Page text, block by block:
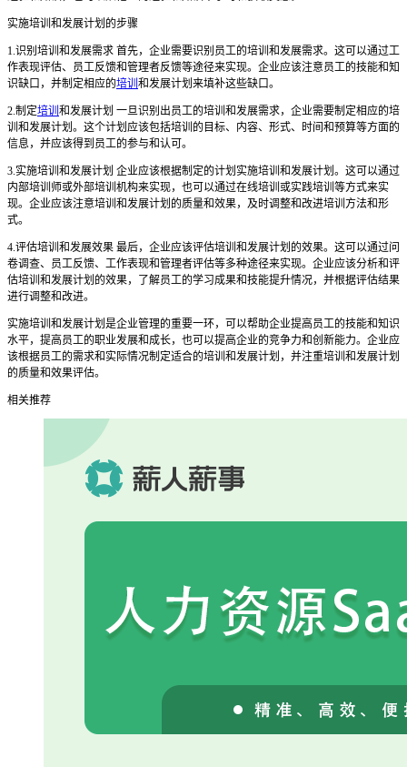
实施培训和发展计划的步骤
1.识别培训和发展需求 首先，企业需要识别员工的培训和发展需求。这可以通过工
作表现评估、员工反馈和管理者反馈等途径来实现。企业应该注意员工的技能和知
识缺口，并制定相应的培训 和发展计划来填补这些缺口。
2.制定培训 和发展计划 一旦识别出员工的培训和发展需求，企业需要制定相应的培
训和发展计划。这个计划应该包括培训的目标、内容、形式、时间和预算等方面的
信息，并应该得到员工的参与和认可。
3.实施培训和发展计划 企业应该根据制定的计划实施培训和发展计划。这可以通过
内部培训师或外部培训机构来实现，也可以通过在线培训或实践培训等方式来实
现。企业应该注意培训和发展计划的质量和效果，及时调整和改进培训方法和形
式。
4.评估培训和发展效果 最后，企业应该评估培训和发展计划的效果。这可以通过问
卷调查、员工反馈、工作表现和管理者评估等多种途径来实现。企业应该分析和评
估培训和发展计划的效果，了解员工的学习成果和技能提升情况，并根据评估结果
进行调整和改进。
实施培训和发展计划是企业管理的重要一环，可以帮助企业提高员工的技能和知识
水平，提高员工的职业发展和成长，也可以提高企业的竞争力和创新能力。企业应
该根据员工的需求和实际情况制定适合的培训和发展计划，并注重培训和发展计划
的质量和效果评估。
相关推荐